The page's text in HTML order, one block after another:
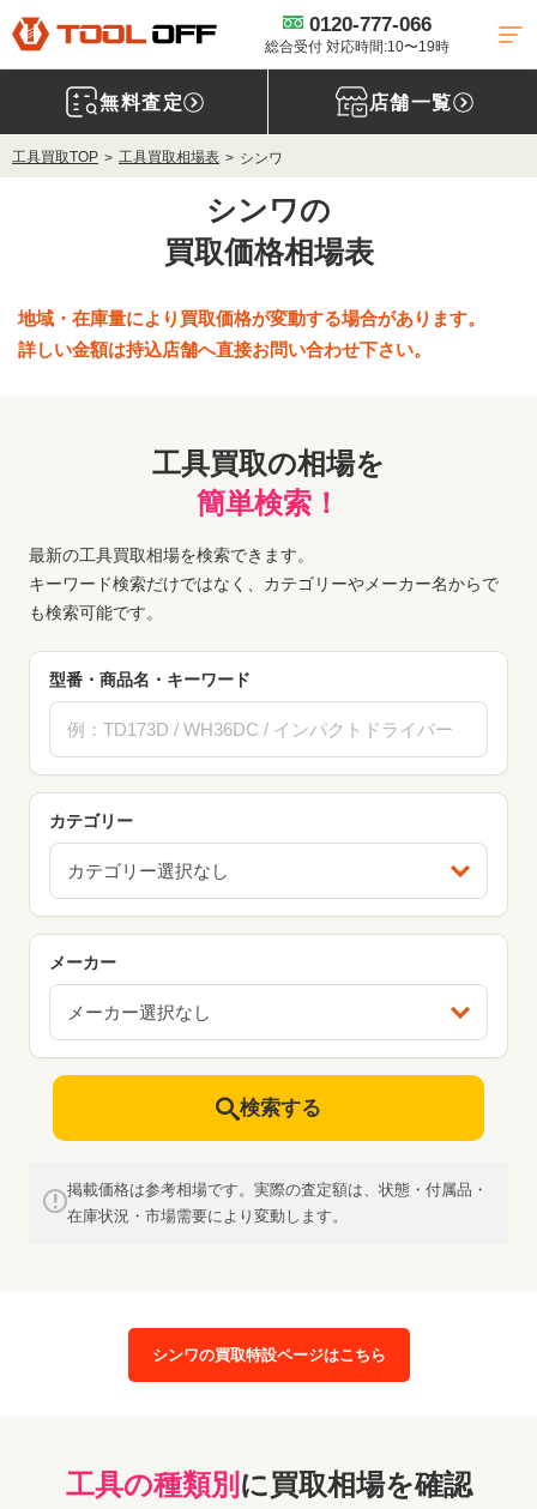
0120-777-066
総合受付 対応時間:10〜19時
無料査定 店舗一覧
工具買取TOP 工具買取相場表 シンワ
シンワの
買取価格相場表
地域・在庫量により買取価格が変動する場合があります。
詳しい金額は持込店舗へ直接お問い合わせ下さい。
工具買取の相場を
簡単検索！
最新の工具買取相場を検索できます。
キーワード検索だけではなく、カテゴリーやメーカー名からで
も検索可能です。
型番・商品名・キーワード
カテゴリー
カテゴリー選択なし
メーカー
メーカー選択なし
検索する
掲載価格は参考相場です。実際の査定額は、状態・付属品・
在庫状況・市場需要により変動します。
シンワの買取特設ページはこちら
工具の種類別 に買取相場を確認